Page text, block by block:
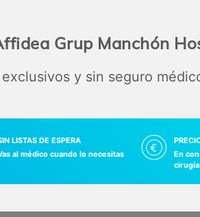
Grup Manchón
y sin seguro
LISTAS DE ESPERA
al médico cuando lo necesitas
En